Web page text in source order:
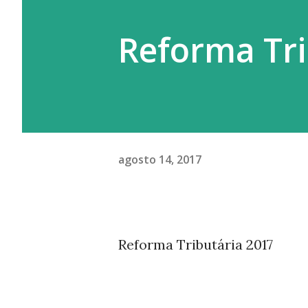
Reforma
agosto 14, 2017
Reforma Tributária 2017